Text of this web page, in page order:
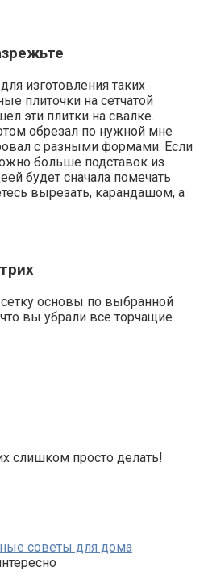
изготовления таких
плиточки на сетчатой
эти плитки на свалке.
обрезал по нужной мне
с разными формами. Если
больше подставок из
будет сначала помечать
вырезать, карандашом, а
основы по выбранной
вы убрали все торчащие
слишком просто делать!
советы для дома